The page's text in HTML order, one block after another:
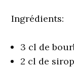
Ingrédients:
3 cl de
2 cl de